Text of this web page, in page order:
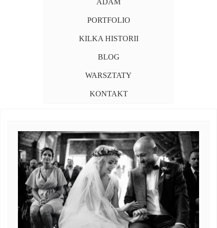
ADAM
PORTFOLIO
KILKA HISTORII
BLOG
WARSZTATY
KONTAKT